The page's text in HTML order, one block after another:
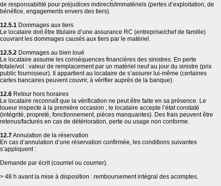
de responsabilité pour préjudices indirects/immatériels (pertes d’exploitation, de
bénéfice, engagements envers des tiers).
12.5.1 Dommages aux tiers
Le locataire doit être titulaire d’une assurance RC (entreprise/chef de famille)
couvrant les dommages causés aux tiers par le matériel.
12.5.2 Dommages au bien loué
Le locataire assume les conséquences financières des sinistres. En perte
totale/vol : valeur de remplacement par un matériel neuf au jour du sinistre (prix
public fournisseur). Il appartient au locataire de s’assurer lui-même (certaines
cartes bancaires peuvent couvrir, à vérifier auprès de la banque).
12.6 Retour hors horaires
Le locataire reconnaît que la vérification ne peut être faite en sa présence. Le
loueur inspecte à la première occasion ; le locataire accepte l’état constaté
(intégrité, propreté, fonctionnement, pièces manquantes). Des frais peuvent être
retenus/facturés en cas de détérioration, perte ou usage non conforme.
12.7Annulation de la réservation
En cas d’annulation d’une réservation confirmée, les conditions suivantes
s’appliquent :
Demande par écrit (courriel ou courrier).
> 48 h avant la mise à disposition : remboursement intégral des acomptes.